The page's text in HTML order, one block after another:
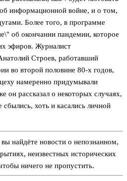
информационной войне, и о том,
Более того, в программе
об окончании пандемии, которое
эфиров. Журналист
Строев, работавший
во второй половине 80-х годов,
намеренно придумывали
он рассказал о некоторых случаях,
сбылись, хоть и касались личной
вы найдёте новости о непознанном,
неизвестных исторических
ничего не пропустить.